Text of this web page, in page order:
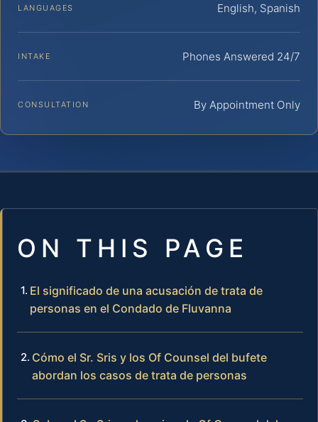
LANGUAGES English, Spanish
INTAKE Phones Answered 24/7
CONSULTATION By Appointment Only
ON THIS PAGE
El significado de una acusación de trata de
personas en el Condado de Fluvanna
Cómo el Sr. Sris y los Of Counsel del bufete
abordan los casos de trata de personas